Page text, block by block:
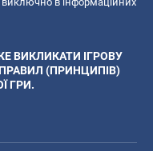
ВИКЛИКАТИ ІГРОВУ
(ПРИНЦИПІВ)
ГРИ.